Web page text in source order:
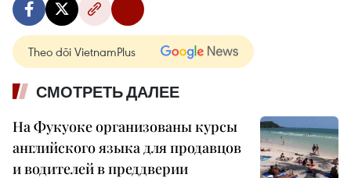
Theo dõi VietnamPlus
СМОТРЕТЬ ДАЛЕЕ
На Фукуоке организованы курсы
английского языка для продавцов
и водителей в преддверии